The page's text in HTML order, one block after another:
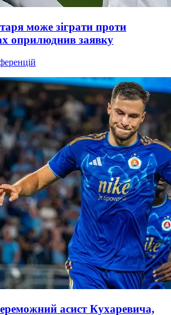
може зіграти проти
оприлюднив заявку
асист Кухаревича,